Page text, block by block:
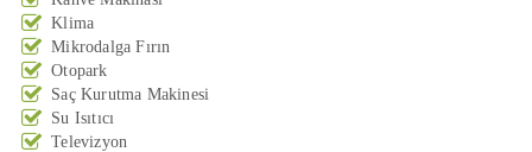
Klima
Mikrodalga Fırın
Otopark
Saç Kurutma Makinesi
Su Isıtıcı
Televizyon